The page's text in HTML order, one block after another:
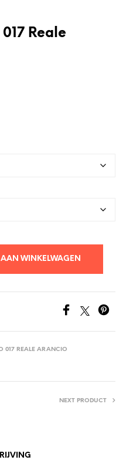
Reale
WINKELWAGEN
017 REALE ARANCIO
NEXT PRODUCT